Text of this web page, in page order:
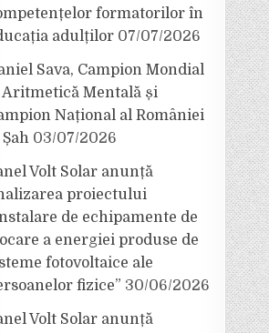
formatorilor în
adulților 07/07/2026
Sava, Campion Mondial
Aritmetică Mentală și
Național al României
03/07/2026
Volt Solar anunță
proiectului
de echipamente de
a energiei produse de
fotovoltaice ale
fizice” 30/06/2026
Volt Solar anunță